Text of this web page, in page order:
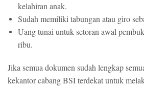
kelahiran anak.
Sudah memiliki tabungan atau giro
Uang tunai untuk setoran awal
ribu.
Jika semua dokumen sudah lengkap
kekantor cabang BSI terdekat untuk